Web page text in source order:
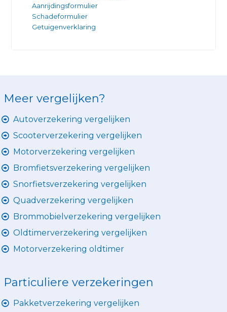
Aanrijdingsformulier
Schadeformulier
Getuigenverklaring
Meer vergelijken?
Autoverzekering vergelijken
Scooterverzekering vergelijken
Motorverzekering vergelijken
Bromfietsverzekering vergelijken
Snorfietsverzekering vergelijken
Quadverzekering vergelijken
Brommobielverzekering vergelijken
Oldtimerverzekering vergelijken
Motorverzekering oldtimer
Particuliere verzekeringen
Pakketverzekering vergelijken